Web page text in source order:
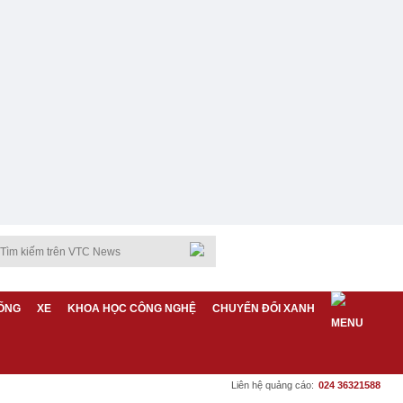
XE KHOA HỌC CÔNG NGHỆ CHUYỂN ĐỔI XANH
Liên hệ quảng cáo: 024 36321588